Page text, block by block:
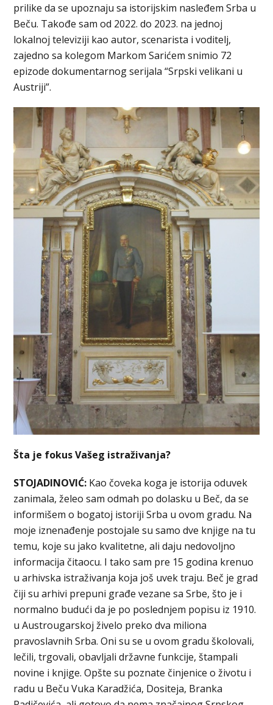
prilike da se upoznaju sa istorijskim nasleđem Srba u
Beču. Takođe sam od 2022. do 2023. na jednoj
lokalnoj televiziji kao autor, scenarista i voditelj,
zajedno sa kolegom Markom Sarićem snimio 72
epizode dokumentarnog serijala “Srpski velikani u
Austriji”.
Šta je fokus Vašeg istraživanja?
STOJADINOVIĆ: Kao čoveka koga je istorija oduvek
zanimala, želeo sam odmah po dolasku u Beč, da se
informišem o bogatoj istoriji Srba u ovom gradu. Na
moje iznenađenje postojale su samo dve knjige na tu
temu, koje su jako kvalitetne, ali daju nedovoljno
informacija čitaocu. I tako sam pre 15 godina krenuo
u arhivska istraživanja koja još uvek traju. Beč je grad
čiji su arhivi prepuni građe vezane sa Srbe, što je i
normalno budući da je po poslednjem popisu iz 1910.
u Austrougarskoj živelo preko dva miliona
pravoslavnih Srba. Oni su se u ovom gradu školovali,
lečili, trgovali, obavljali državne funkcije, štampali
novine i knjige. Opšte su poznate činjenice o životu i
radu u Beču Vuka Karadžića, Dositeja, Branka